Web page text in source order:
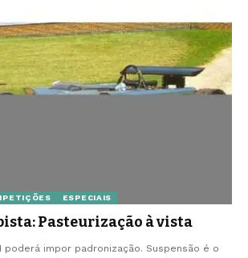
ESPECIAIS
Pasteurização à vista
poderá impor padronização. Suspensão é o